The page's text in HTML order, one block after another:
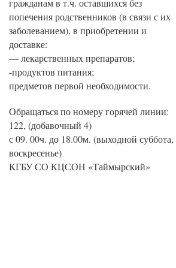
гражданам в т.ч. оставшихся без
попечения родственников (в связи с их
заболеванием), в приобретении и
доставке:
— лекарственных препаратов;
-продуктов питания;
предметов первой необходимости.
Обращаться по номеру горячей линии:
122, (добавочный 4)
с 09. 00ч. до 18.00м. (выходной суббота,
воскресенье)
КГБУ СО КЦСОН «Таймырский»